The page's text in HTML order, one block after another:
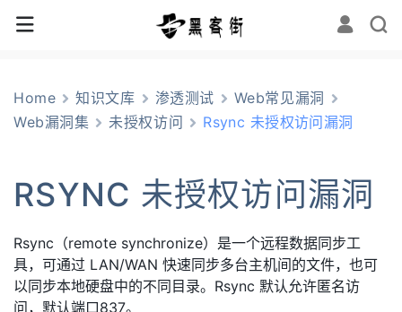
Home 知识文库 渗透测试
Web常见漏洞
Web漏洞集
未授权访问 Rsync 未授权访问漏洞
RSYNC 未授权访问漏洞
Rsync（remote synchronize）是一个远程数据同步工
具，可通过 LAN/WAN 快速同步多台主机间的文件，也可
以同步本地硬盘中的不同目录。Rsync 默认允许匿名访
问，默认端口837。